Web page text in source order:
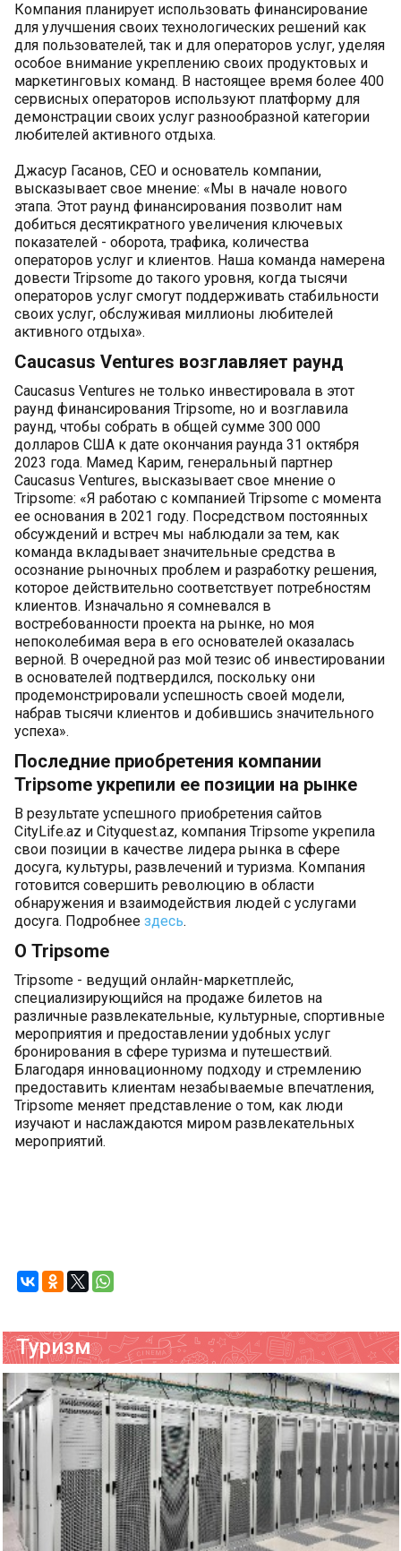
Компания планирует использовать финансирование
для улучшения своих технологических решений как
для пользователей, так и для операторов услуг, уделяя
особое внимание укреплению своих продуктовых и
маркетинговых команд. В настоящее время более 400
сервисных операторов используют платформу для
демонстрации своих услуг разнообразной категории
любителей активного отдыха.
Джасур Гасанов, CEO и основатель компании,
высказывает свое мнение: «Мы в начале нового
этапа. Этот раунд финансирования позволит нам
добиться десятикратного увеличения ключевых
показателей - оборота, трафика, количества
операторов услуг и клиентов. Наша команда намерена
довести Tripsome до такого уровня, когда тысячи
операторов услуг смогут поддерживать стабильности
своих услуг, обслуживая миллионы любителей
активного отдыха».
Caucasus Ventures возглавляет раунд
Caucasus Ventures не только инвестировала в этот
раунд финансирования Tripsome, но и возглавила
раунд, чтобы собрать в общей сумме 300 000
долларов США к дате окончания раунда 31 октября
2023 года. Мамед Карим, генеральный партнер
Caucasus Ventures, высказывает свое мнение о
Tripsome: «Я работаю с компанией Tripsome с момента
ее основания в 2021 году. Посредством постоянных
обсуждений и встреч мы наблюдали за тем, как
команда вкладывает значительные средства в
осознание рыночных проблем и разработку решения,
которое действительно соответствует потребностям
клиентов. Изначально я сомневался в
востребованности проекта на рынке, но моя
непоколебимая вера в его основателей оказалась
верной. В очередной раз мой тезис об инвестировании
в основателей подтвердился, поскольку они
продемонстрировали успешность своей модели,
набрав тысячи клиентов и добившись значительного
успеха».
Последние приобретения компании
Tripsome укрепили ее позиции на рынке
В результате успешного приобретения сайтов
CityLife.az и Cityquest.az, компания Tripsome укрепила
свои позиции в качестве лидера рынка в сфере
досуга, культуры, развлечений и туризма. Компания
готовится совершить революцию в области
обнаружения и взаимодействия людей с услугами
досуга. Подробнее здесь.
О Tripsome
Tripsome - ведущий онлайн-маркетплейс,
специализирующийся на продаже билетов на
различные развлекательные, культурные, спортивные
мероприятия и предоставлении удобных услуг
бронирования в сфере туризма и путешествий.
Благодаря инновационному подходу и стремлению
предоставить клиентам незабываемые впечатления,
Tripsome меняет представление о том, как люди
изучают и наслаждаются миром развлекательных
мероприятий.
Туризм